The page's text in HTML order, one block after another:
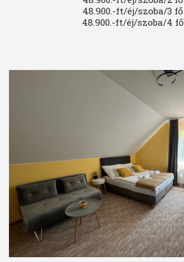
48.900.-ft/éj/szoba/3 fő
48.900.-ft/éj/szoba/4 fő